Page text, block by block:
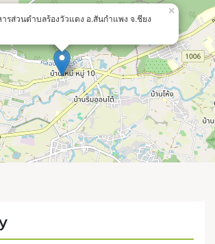
รส่วนตำบลร้องวัวแดง อ.สันกำแพง จ.ชียง
×